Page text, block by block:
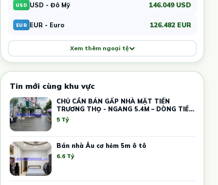
USD USD - Đô Mỹ 146.049 USD
EUR EUR - Euro 126.482 EUR
Xem thêm ngoại tệ
Tin mới cùng khu vực
CHỦ CẦN BÁN GẤP NHÀ MẶT TIỀN
TRƯƠNG THỌ - NGANG 5.4M – DÒNG TIỀN
12 TRIỆU
5 Tỷ
Bán nhà Âu cơ hẻm 5m ô tô
6.6 Tỷ